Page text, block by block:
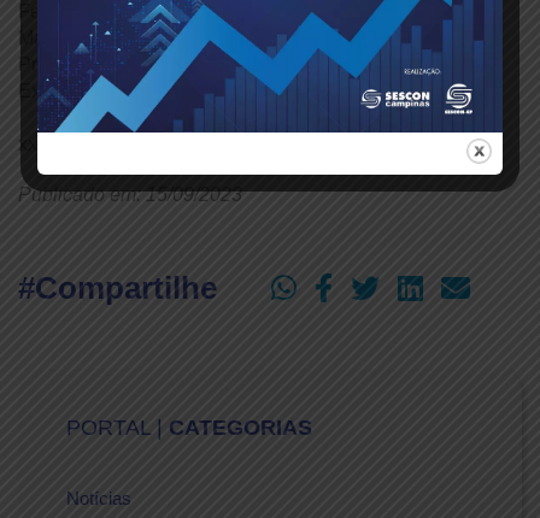
Fenacon, Daniel Coêlho, do CRCSP, José Aparecido
Maion, do professor Shivendu Nadkarni, diretor de
Programa da instituição e do conselheiro da Diretoria
Executiva da NUS, Jai Arya.
xxxx
Publicado em: 15/09/2023
#Compartilhe
PORTAL | CATEGORIAS
Notícias